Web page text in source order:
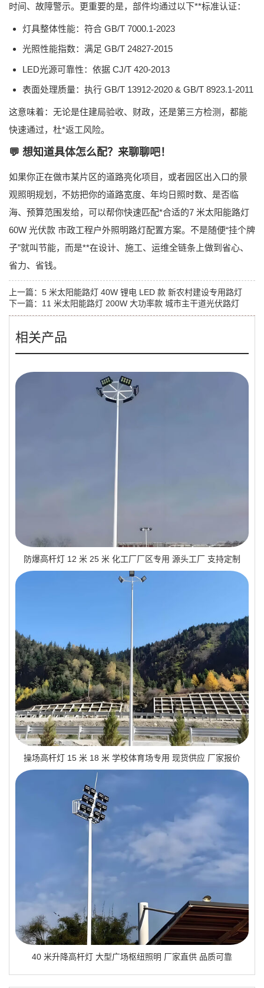
时间、故障警示。更重要的是，部件均通过以下**标准认证：
灯具整体性能：符合 GB/T 7000.1-2023
光照性能指数：满足 GB/T 24827-2015
LED光源可靠性：依据 CJ/T 420-2013
表面处理质量：执行 GB/T 13912-2020 & GB/T 8923.1-2011
这意味着：无论是住建局验收、财政，还是第三方检测，都能
快速通过，杜*返工风险。
💬 想知道具体怎么配？来聊聊吧！
如果你正在做市某片区的道路亮化项目，或者园区出入口的景
观照明规划，不妨把你的道路宽度、年均日照时数、是否临
海、预算范围发给，可以帮你快速匹配*合适的7 米太阳能路灯
60W 光伏款 市政工程户外照明路灯配置方案。不是随便“挂个牌
子”就叫节能，而是**在设计、施工、运维全链条上做到省心、
省力、省钱。
上一篇： 5 米太阳能路灯 40W 锂电 LED 款 新农村建设专用路灯
下一篇： 11 米太阳能路灯 200W 大功率款 城市主干道光伏路灯
相关产品
防爆高杆灯 12 米 25 米 化工厂厂区专用 源头工厂 支持定制
操场高杆灯 15 米 18 米 学校体育场专用 现货供应 厂家报价
40 米升降高杆灯 大型广场枢纽照明 厂家直供 品质可靠